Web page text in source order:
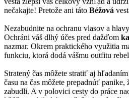
nečakajte! Pretože ani táto Béžová
Nezabudnite na ochranu vlasov a
Ochráni váš dlhý účes pred dažďom
nazmar. Okrem praktického využitia
funkciu, ktorá dodá vášmu outfitu
Stratený čas môžete stratiť aj
času na čas môžete prepadnúť panike,
zabudli. A v polovici cesty do práce